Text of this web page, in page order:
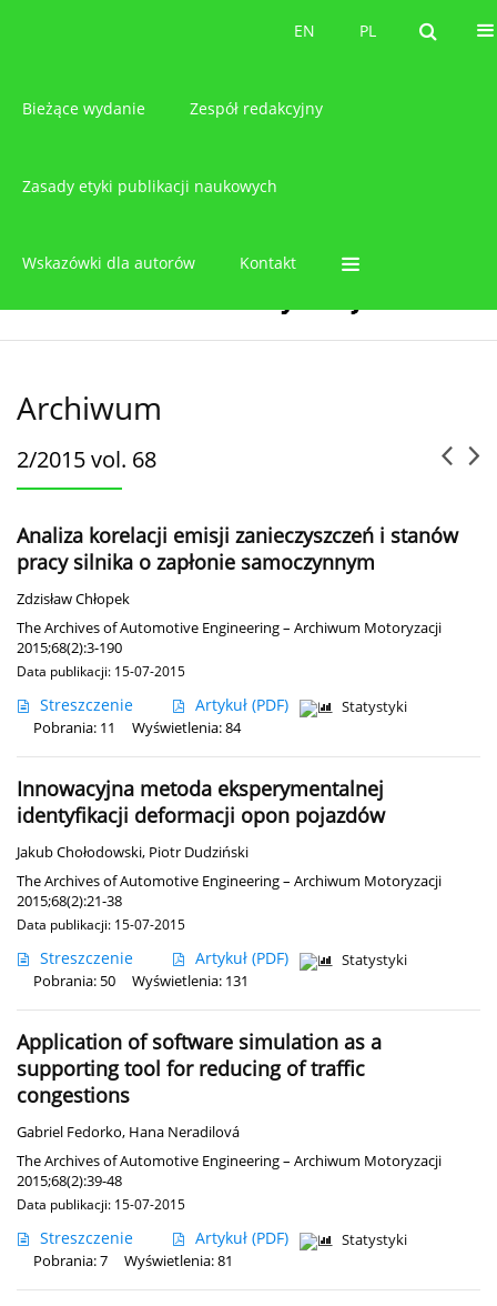
PL
EN PL
EN
Bieżące wydanie Zespół redakcyjny
Zasady etyki publikacji naukowych
Wskazówki dla autorów Kontakt
Archiwum
2/2015 vol. 68
Analiza korelacji emisji zanieczyszczeń i stanów
pracy silnika o zapłonie samoczynnym
Zdzisław Chłopek
The Archives of Automotive Engineering – Archiwum Motoryzacji
2015;68(2):3-190
Data publikacji: 15-07-2015
Streszczenie Artykuł (PDF)
Statystyki
Pobrania: 11
Wyświetlenia: 84
Innowacyjna metoda eksperymentalnej
identyfikacji deformacji opon pojazdów
Jakub Chołodowski, Piotr Dudziński
The Archives of Automotive Engineering – Archiwum Motoryzacji
2015;68(2):21-38
Data publikacji: 15-07-2015
Streszczenie Artykuł (PDF)
Statystyki
Pobrania: 50
Wyświetlenia: 131
Application of software simulation as a
supporting tool for reducing of traffic
congestions
Gabriel Fedorko, Hana Neradilová
The Archives of Automotive Engineering – Archiwum Motoryzacji
2015;68(2):39-48
Data publikacji: 15-07-2015
Streszczenie Artykuł (PDF)
Statystyki
Pobrania: 7
Wyświetlenia: 81